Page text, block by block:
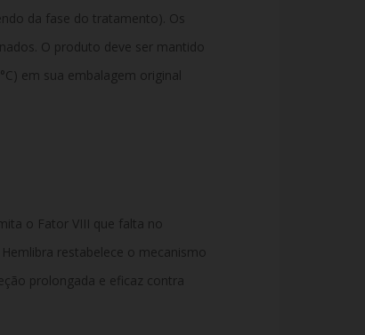
da fase do tratamento). Os
O produto deve ser mantido
em sua embalagem original
o Fator VIII que falta no
restabelece o mecanismo
prolongada e eficaz contra